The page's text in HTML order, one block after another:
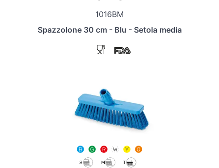
1016BM
Spazzolone 30 cm - Blu - Setola media